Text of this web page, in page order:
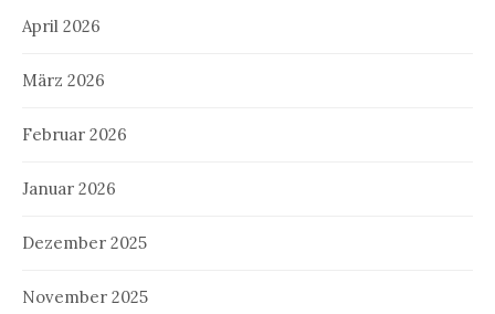
April 2026
März 2026
Februar 2026
Januar 2026
Dezember 2025
November 2025